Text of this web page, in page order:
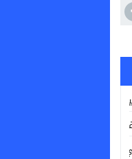
بعد حريق غرب أثينا
مشترك لتعزيز التعاون الأمني
الجديد الخاص بكرة القدم